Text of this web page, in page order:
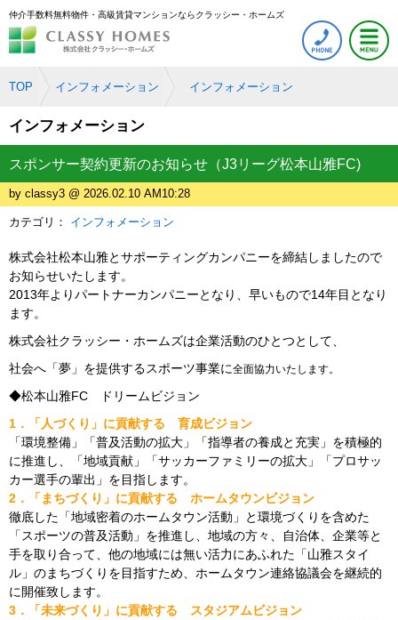
仲介手数料無料物件・高級賃貸マンションならクラッシー・ホームズ
TOP インフォメーション インフォメーション
インフォメーション
スポンサー契約更新のお知らせ（J3リーグ松本山雅FC)
by classy3 @ 2026.02.10 AM10:28
カテゴリ： インフォメーション
株式会社松本山雅とサポーティングカンパニーを締結しましたので
お知らせいたします。
2013年よりパートナーカンパニーとなり、早いもので14年目となり
ます。
株式会社クラッシー・ホームズは企業活動のひとつとして、
社会へ「夢」を提供するスポーツ事業に全面協力いたします。
◆松本山雅FC ドリームビジョン
1．「人づくり」に貢献する 育成ビジョン
「環境整備」「普及活動の拡大」「指導者の養成と充実」を積極的
に推進し、「地域貢献」「サッカーファミリーの拡大」「プロサッ
カー選手の輩出」を目指します。
2．「まちづくり」に貢献する ホームタウンビジョン
徹底した「地域密着のホームタウン活動」と環境づくりを含めた
「スポーツの普及活動」を推進し、地域の方々、自治体、企業等と
手を取り合って、他の地域には無い活力にあふれた「山雅スタイ
ル」のまちづくりを目指すため、ホームタウン連絡協議会を継続的
に開催致します。
3．「未来づくり」に貢献する スタジアムビジョン